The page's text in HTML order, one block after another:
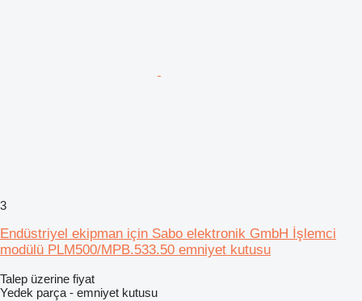
3
Endüstriyel ekipman için Sabo elektronik GmbH İşlemci
modülü PLM500/MPB.533.50 emniyet kutusu
Talep üzerine fiyat
Yedek parça - emniyet kutusu